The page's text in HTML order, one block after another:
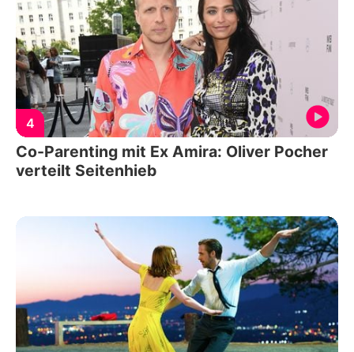
4
Co-Parenting mit Ex Amira: Oliver Pocher
verteilt Seitenhieb